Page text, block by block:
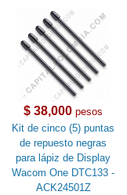
$ 38,000 pesos
Kit de cinco (5) puntas
de repuesto negras
para lápiz de Display
Wacom One DTC133 -
ACK24501Z